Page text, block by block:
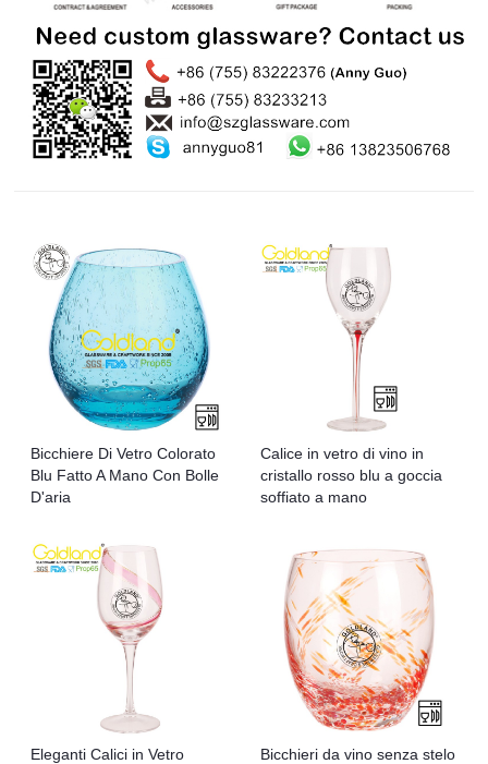
Bicchiere Di Vetro Colorato
Blu Fatto A Mano Con Bolle
D'aria
Calice in vetro di vino in
cristallo rosso blu a goccia
soffiato a mano
Eleganti Calici in Vetro
Bicchieri da vino senza stelo